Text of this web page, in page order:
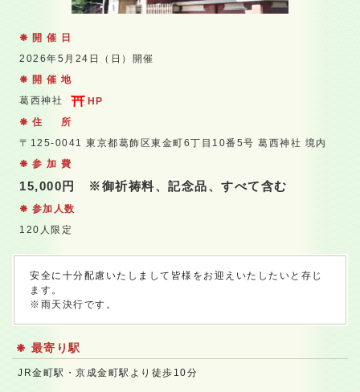
開 催 日
2026年5月24日（日）開催
開 催 地
葛西神社
HP
住 所
〒125-0041 東京都葛飾区東金町6丁目10番5号 葛西神社 境内
参 加 費
15,000円 ※御祈祷料、記念品、すべて含む
参加人数
120人限定
安全に十分配慮いたしまして皆様をお迎えいたしたいと存じ
ます。
※雨天決行です。
最寄り駅
JR金町駅・京成金町駅より徒歩10分